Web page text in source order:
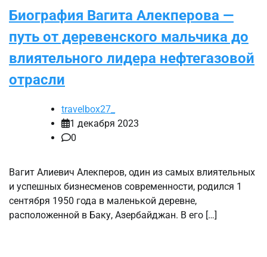
Биография Вагита Алекперова —
путь от деревенского мальчика до
влиятельного лидера нефтегазовой
отрасли
travelbox27_
1 декабря 2023
0
Вагит Алиевич Алекперов, один из самых влиятельных
и успешных бизнесменов современности, родился 1
сентября 1950 года в маленькой деревне,
расположенной в Баку, Азербайджан. В его […]